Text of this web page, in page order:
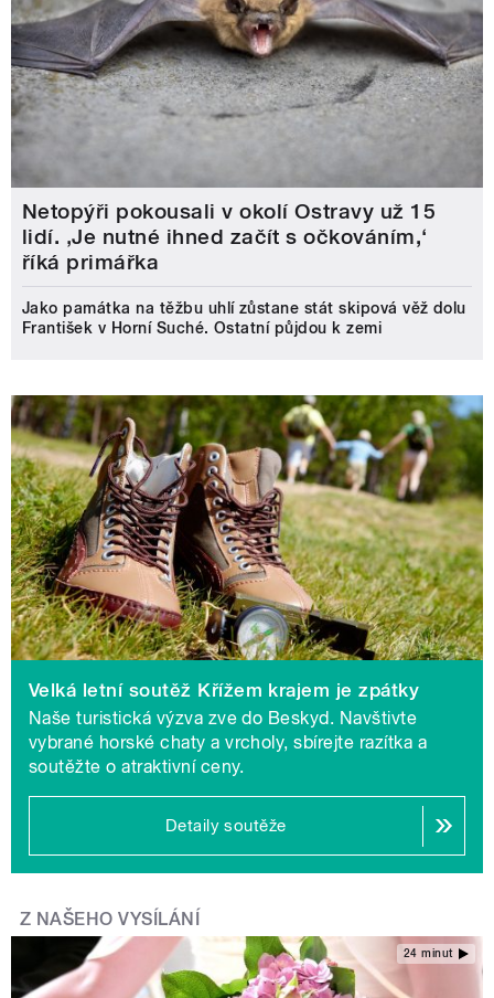
Netopýři pokousali v okolí Ostravy už 15
lidí. ‚Je nutné ihned začít s očkováním,‘
říká primářka
Jako památka na těžbu uhlí zůstane stát skipová věž dolu
František v Horní Suché. Ostatní půjdou k zemi
Velká letní soutěž Křížem krajem je zpátky
Naše turistická výzva zve do Beskyd. Navštivte
vybrané horské chaty a vrcholy, sbírejte razítka a
soutěžte o atraktivní ceny.
Detaily soutěže
Z NAŠEHO VYSÍLÁNÍ
24 minut